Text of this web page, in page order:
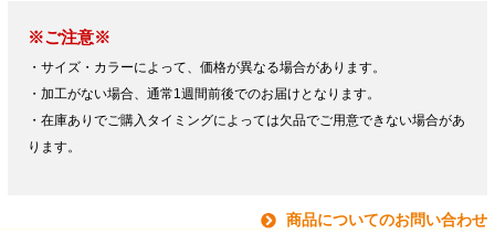
※ご注意※
・サイズ・カラーによって、価格が異なる場合があります。
・加工がない場合、通常1週間前後でのお届けとなります。
・在庫ありでご購入タイミングによっては欠品でご用意できない場合があ
ります。
商品についてのお問い合わせ